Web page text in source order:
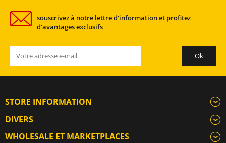
souscrivez à notre lettre d'information et profitez
d'avantages exclusifs
STORE INFORMATION
DIVERS
WHOLESALE ET MARKETPLACES